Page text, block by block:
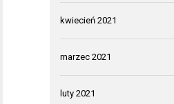
kwiecień 2021
marzec 2021
luty 2021